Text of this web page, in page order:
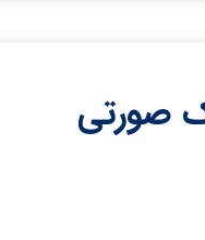
صورتی